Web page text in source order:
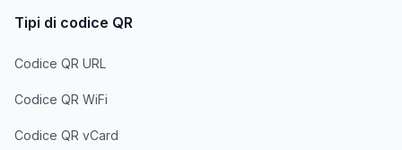
Tipi di codice QR
Codice QR URL
Codice QR WiFi
Codice QR vCard